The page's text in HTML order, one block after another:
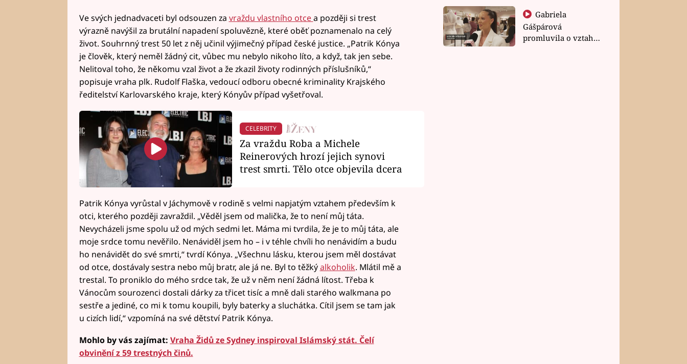
Ve svých jednadvaceti byl odsouzen za vraždu vlastního otcea později si trest
výrazně navýšil za brutální napadení spoluvězně, které oběť poznamenalo na celý
život. Souhrnný trest 50 let z něj učinil výjimečný případ české justice. „Patrik Kónya
je člověk, který neměl žádný cit, vůbec mu nebylo nikoho líto, a když, tak jen sebe.
Nelitoval toho, že někomu vzal život a že zkazil životy rodinných příslušníků,“
popisuje vraha plk. Rudolf Flaška, vedoucí odboru obecné kriminality Krajského
ředitelství Karlovarského kraje, který Kónyův případ vyšetřoval.
CELEBRITY
Za vraždu Roba a Michele
Reinerových hrozí jejich synovi
trest smrti. Tělo otce objevila dcera
Patrik Kónya vyrůstal v Jáchymově v rodině s velmi napjatým vztahem především k
otci, kterého později zavraždil. „Věděl jsem od malička, že to není můj táta.
Nevycházeli jsme spolu už od mých sedmi let. Máma mi tvrdila, že je to můj táta, ale
moje srdce tomu nevěřilo. Nenáviděl jsem ho – i v téhle chvíli ho nenávidím a budu
ho nenávidět do své smrti,“ tvrdí Kónya. „Všechnu lásku, kterou jsem měl dostávat
od otce, dostávaly sestra nebo můj bratr, ale já ne. Byl to těžkýalkoholik. Mlátil mě a
trestal. To proniklo do mého srdce tak, že už v něm není žádná lítost. Třeba k
Vánocům sourozenci dostali dárky za třicet tisíc a mně dali starého walkmana po
sestře a jediné, co mi k tomu koupili, byly baterky a sluchátka. Cítil jsem se tam jak
u cizích lidí,“ vzpomíná na své dětství Patrik Kónya.
Mohlo by vás zajímat: Vraha Židů ze Sydney inspiroval Islámský stát. Čelí
obvinění z 59 trestných činů.
Gabriela
Gášpárová
promluvila o vztahu